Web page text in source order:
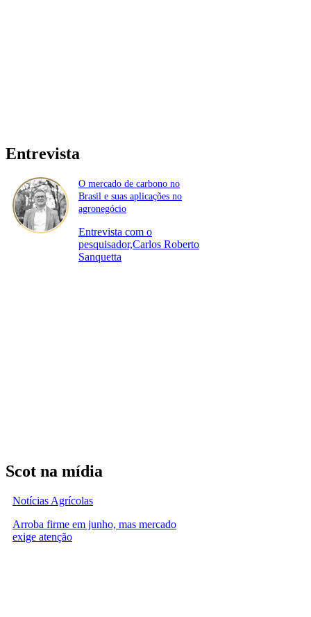
Entrevista
O mercado de carbono no
Brasil e suas aplicações no
agronegócio
Entrevista com o
pesquisador,Carlos Roberto
Sanquetta
Scot na mídia
Notícias Agrícolas
Arroba firme em junho, mas mercado
exige atenção